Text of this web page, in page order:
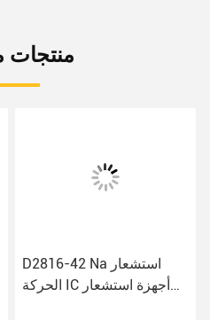
منتجات
D2816-42 Na استشعار
الحركة IC أجهزة استشعار